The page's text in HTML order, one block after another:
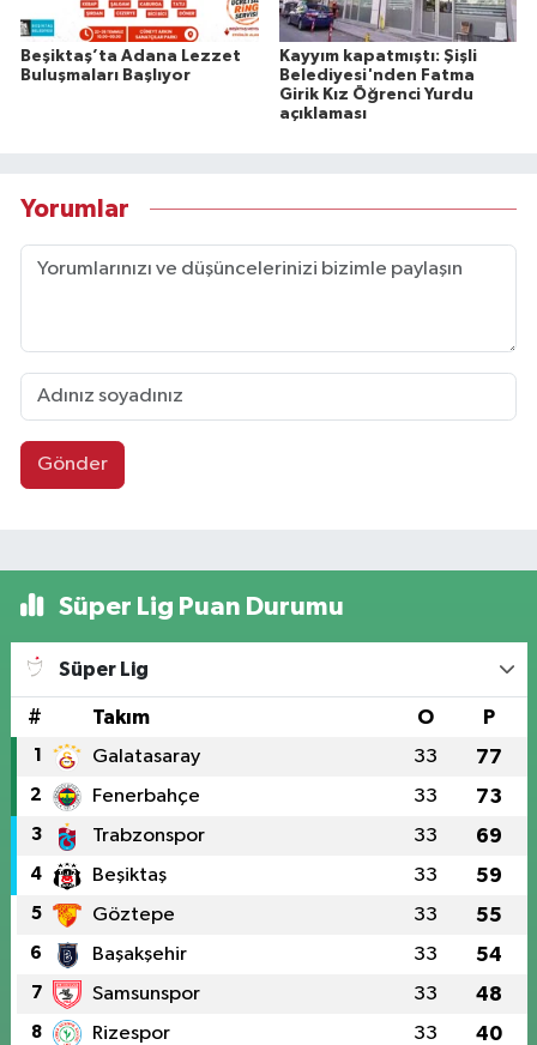
Beşiktaş’ta Adana Lezzet
Buluşmaları Başlıyor
Kayyım kapatmıştı: Şişli
Belediyesi'nden Fatma
Girik Kız Öğrenci Yurdu
açıklaması
Yorumlar
Gönder
Süper Lig Puan Durumu
Süper Lig
# Takım O P
1 Galatasaray 33 77
2 Fenerbahçe 33 73
3 Trabzonspor 33 69
4 Beşiktaş 33 59
5 Göztepe 33 55
6 Başakşehir 33 54
7 Samsunspor 33 48
8 Rizespor 33 40